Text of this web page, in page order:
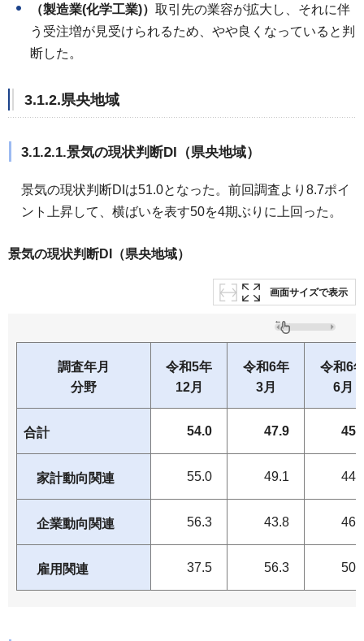
（製造業(化学工業)） 取引先の業容が拡大し、それに伴
う受注増が見受けられるため、やや良くなっていると判
断した。
3.1.2.県央地域
3.1.2.1.景気の現状判断DI（県央地域）
景気の現状判断DIは51.0となった。前回調査より8.7ポイ
ント上昇して、横ばいを表す50を4期ぶりに上回った。
景気の現状判断DI（県央地域）
画面サイズで表示
調査年月
分野
令和5年
12月
令和6年
3月
令和6
6月
合計 54.0 47.9
家計動向関連 55.0 49.1
企業動向関連 56.3 43.8
雇用関連 37.5 56.3